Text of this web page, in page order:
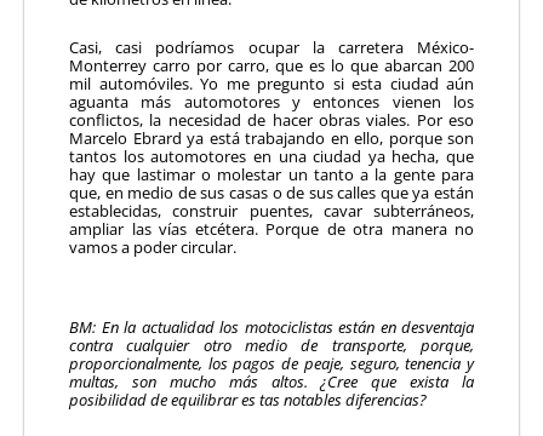
Casi, casi podríamos ocupar la carretera México-
Monterrey carro por carro, que es lo que abarcan 200
mil automóviles. Yo me pregunto si esta ciudad aún
aguanta más automotores y entonces vienen los
conflictos, la necesidad de hacer obras viales. Por eso
Marcelo Ebrard ya está trabajando en ello, porque son
tantos los automotores en una ciudad ya hecha, que
hay que lastimar o molestar un tanto a la gente para
que, en medio de sus casas o de sus calles que ya están
establecidas, construir puentes, cavar subterráneos,
ampliar las vías etcétera. Porque de otra manera no
vamos a poder circular.
BM: En la actualidad los motociclistas están en desventaja
contra cualquier otro medio de transporte, porque,
proporcionalmente, los pagos de peaje, seguro, tenencia y
multas, son mucho más altos. ¿Cree que exista la
posibilidad de equilibrar es tas notables diferencias?